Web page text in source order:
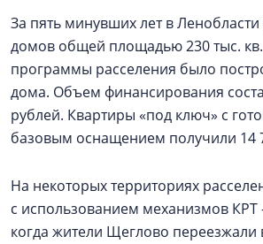
За пять минувших лет в
домов общей площадью 230 тыс.
программы расселения было
дома. Объем финансирования
рублей. Квартиры «под ключ» с
базовым оснащением получили 14
На некоторых территориях
с использованием механизмов КРТ
когда жители Щеглово переезжали